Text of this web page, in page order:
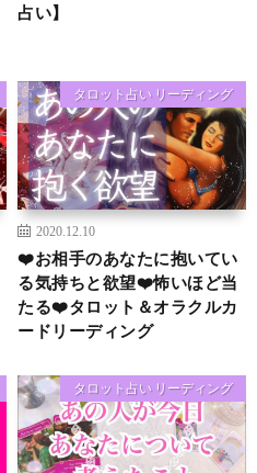
占い】
タロット占い リーディング
2020.12.10
❤️お相手のあなたに抱いてい
る気持ちと欲望❤️怖いほど当
たる❤️タロット＆オラクルカ
ードリーディング
タロット占い リーディング